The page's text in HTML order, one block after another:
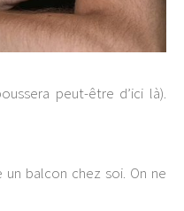
peut-être d’ici là).
balcon chez soi. On ne